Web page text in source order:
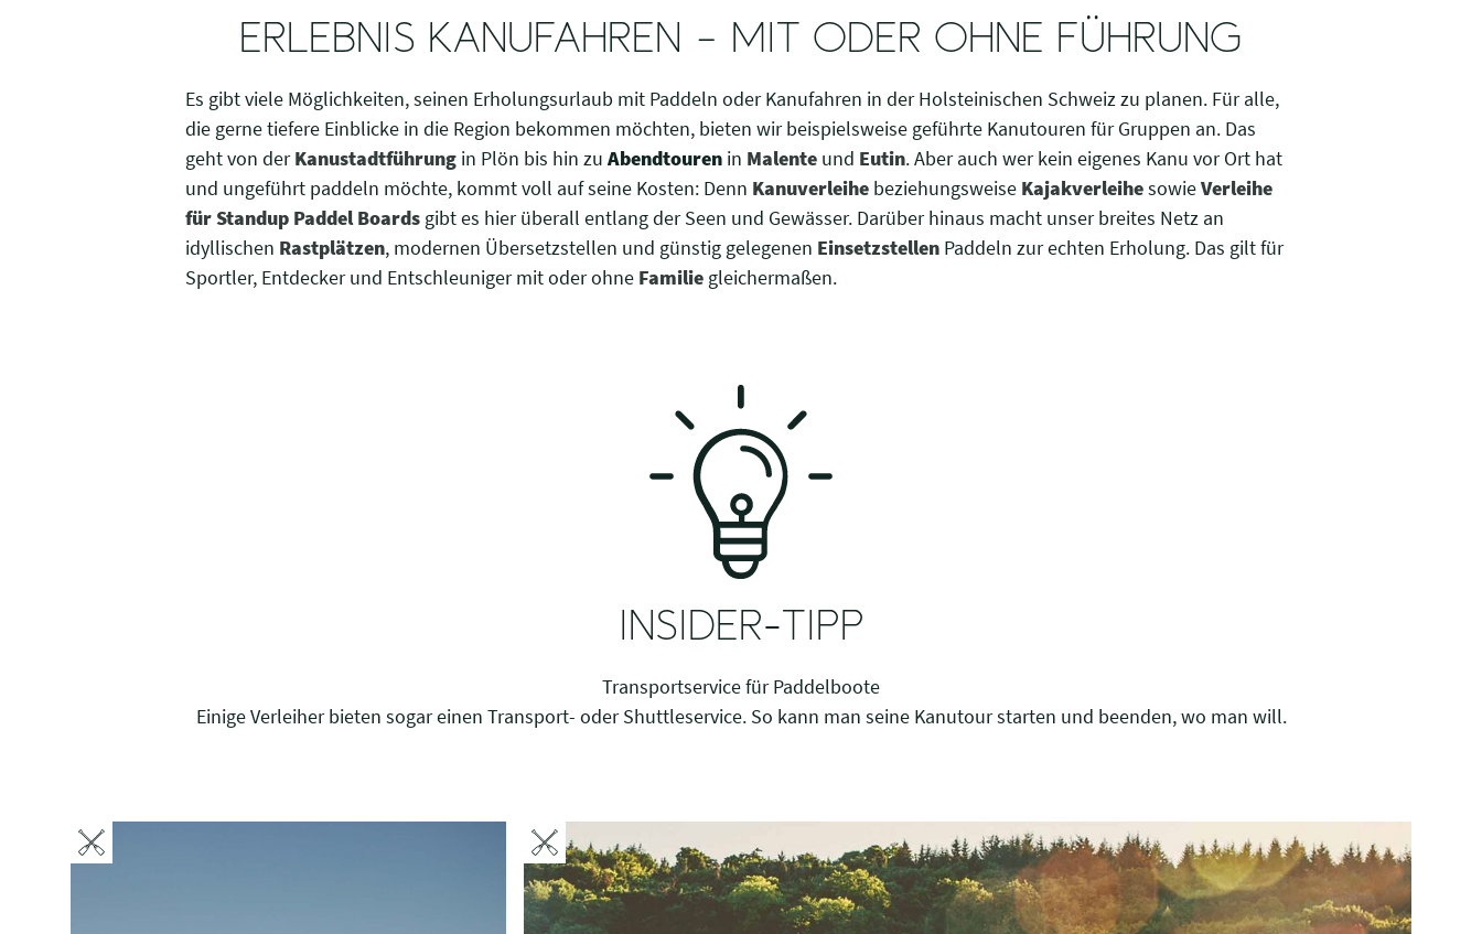
ERLEBNIS KANUFAHREN – MIT ODER OHNE FÜHRUNG
Es gibt viele Möglichkeiten, seinen Erholungsurlaub mit Paddeln oder Kanufahren in der Holsteinischen Schweiz zu planen. Für alle,
die gerne tiefere Einblicke in die Region bekommen möchten, bieten wir beispielsweise geführte Kanutouren für Gruppen an. Das
geht von derKanustadtführung in Plön bis hin zu Abendtouren in Malente und Eutin. Aber auch wer kein eigenes Kanu vor Ort hat
und ungeführt paddeln möchte, kommt voll auf seine Kosten: Denn Kanuverleihe beziehungsweise KajakverleihesowieVerleihe
für Standup Paddel Boards gibt es hier überall entlang der Seen und Gewässer. Darüber hinaus macht unser breites Netz an
idyllischen Rastplätzen, modernen Übersetzstellen und günstig gelegenen Einsetzstellen Paddeln zur echten Erholung. Das gilt für
Sportler, Entdecker und Entschleuniger mit oder ohne Familie gleichermaßen.
INSIDER-TIPP
Transportservice für Paddelboote
Einige Verleiher bieten sogar einen Transport- oder Shuttleservice. So kann man seine Kanutour starten und beenden, wo man will.